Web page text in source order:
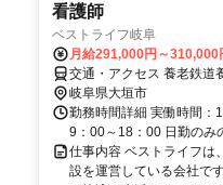
看護師
ベストライフ岐阜
月給291,000円～310,000
交通・アクセス 養老鉄道
岐阜県大垣市
勤務時間詳細 実働時間：
9：00～18：00 日勤のみ
仕事内容 ベストライフは
設を運営している会社で